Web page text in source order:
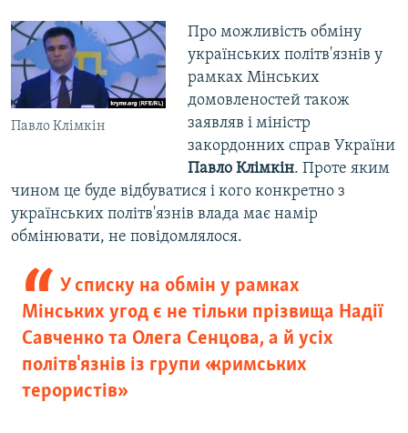
Павло Клімкін
Про можливість обміну
українських політв'язнів у
рамках Мінських
домовленостей також
заявляв і міністр
закордонних справ України
Павло Клімкін. Проте яким
чином це буде відбуватися і кого конкретно з
українських політв'язнів влада має намір
обмінювати, не повідомлялося.
У списку на обмін у рамках
Мінських угод є не тільки прізвища Надії
Савченко та Олега Сенцова, а й усіх
політв'язнів із групи «кримських
терористів»